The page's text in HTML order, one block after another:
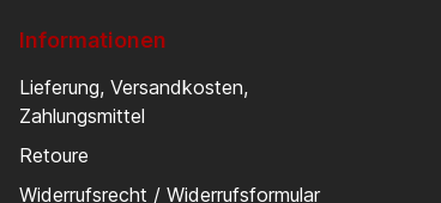
Informationen
Lieferung, Versandkosten,
Zahlungsmittel
Retoure
Widerrufsrecht / Widerrufsformular